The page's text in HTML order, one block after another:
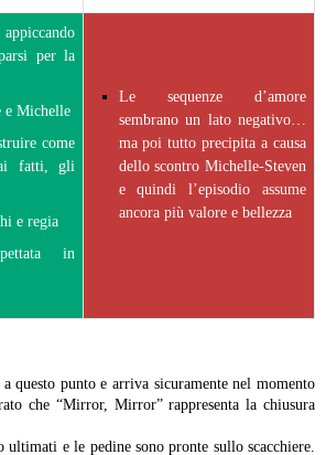
per la
e Michelle
come
ai fatti, gli
e regia
in
Le sequenze d’amore
sembrano un lato negativo…
ma poi tutto precipita a causa
dello scontro Michelle-Steven
e quindi l’episodio assume
ancora più valore e bellezza
questo punto e arriva sicuramente nel momento
che “Mirror, Mirror” rappresenta la chiusura
e le pedine sono pronte sullo scacchiere.